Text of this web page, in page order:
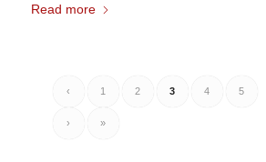
Read more
‹ 1 2 3 4 5
› »